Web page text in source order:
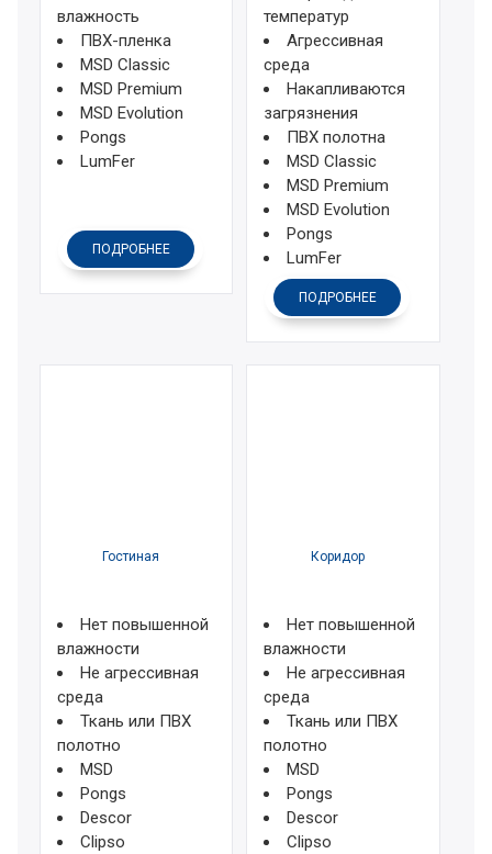
влажность
ПВХ-пленка
MSD Classic
MSD Premium
MSD Evolution
Pongs
LumFer
ПОДРОБНЕЕ
температур
Агрессивная
среда
Накапливаются
загрязнения
ПВХ полотна
MSD Classic
MSD Premium
MSD Evolution
Pongs
LumFer
ПОДРОБНЕЕ
Гостиная
Нет повышенной
влажности
Не агрессивная
среда
Ткань или ПВХ
полотно
MSD
Pongs
Descor
Clipso
Коридор
Нет повышенной
влажности
Не агрессивная
среда
Ткань или ПВХ
полотно
MSD
Pongs
Descor
Clipso